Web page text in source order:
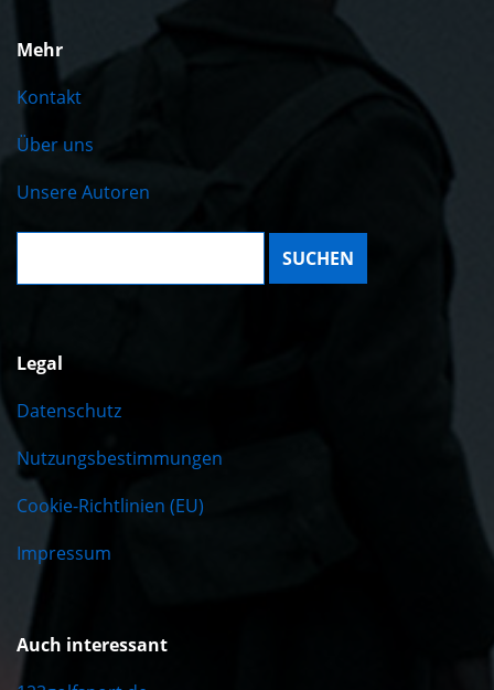
Mehr
Kontakt
Über uns
Unsere Autoren
Suche:
Legal
Datenschutz
Nutzungsbestimmungen
Cookie-Richtlinien (EU)
Impressum
Auch interessant